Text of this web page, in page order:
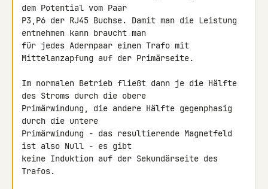
dem Potential vom Paar
P3,P6 der RJ45 Buchse. Damit man die Leistung
entnehmen kann braucht man
für jedes Adernpaar einen Trafo mit
Mittelanzapfung auf der Primärseite.
Im normalen Betrieb fließt dann je die Hälfte
des Stroms durch die obere
Primärwindung, die andere Hälfte gegenphasig
durch die untere
Primärwindung - das resultierende Magnetfeld
ist also Null - es gibt
keine Induktion auf der Sekundärseite des
Trafos.